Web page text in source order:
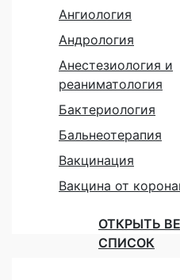
Ангиология
Андрология
Анестезиология и
реаниматология
Бактериология
Бальнеотерапия
Вакцинация
Вакцина от
ОТКРЫТЬ
СПИСОК